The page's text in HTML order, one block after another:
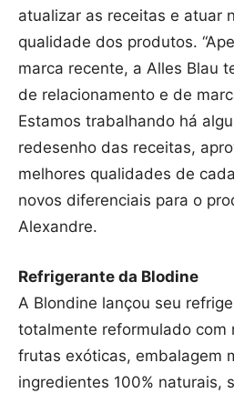
atualizar as receitas e atuar
qualidade dos produtos.
marca recente, a Alles Blau
de relacionamento e de
Estamos trabalhando há
redesenho das receitas,
melhores qualidades de
novos diferenciais para o
Alexandre.
Refrigerante da Blodine
A Blondine lançou seu
totalmente reformulado com
frutas exóticas, embalagem
ingredientes 100% naturais,